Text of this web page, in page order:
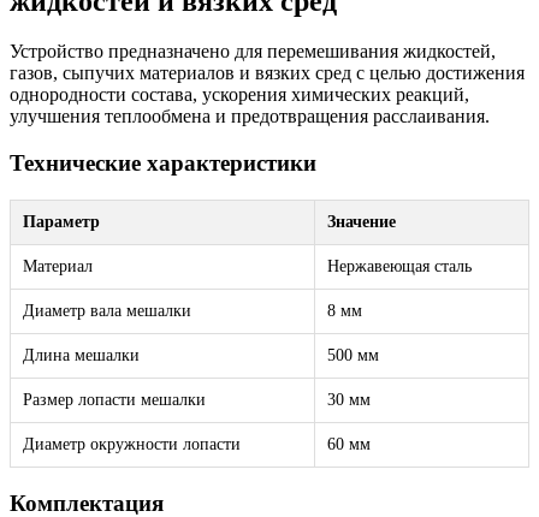
Устройство предназначено для перемешивания жидкостей,
газов, сыпучих материалов и вязких сред с целью достижения
однородности состава, ускорения химических реакций,
улучшения теплообмена и предотвращения расслаивания.
Технические характеристики
Параметр Значение
Материал Нержавеющая сталь
Диаметр вала мешалки 8 мм
Длина мешалки 500 мм
Размер лопасти мешалки 30 мм
Диаметр окружности лопасти 60 мм
Комплектация